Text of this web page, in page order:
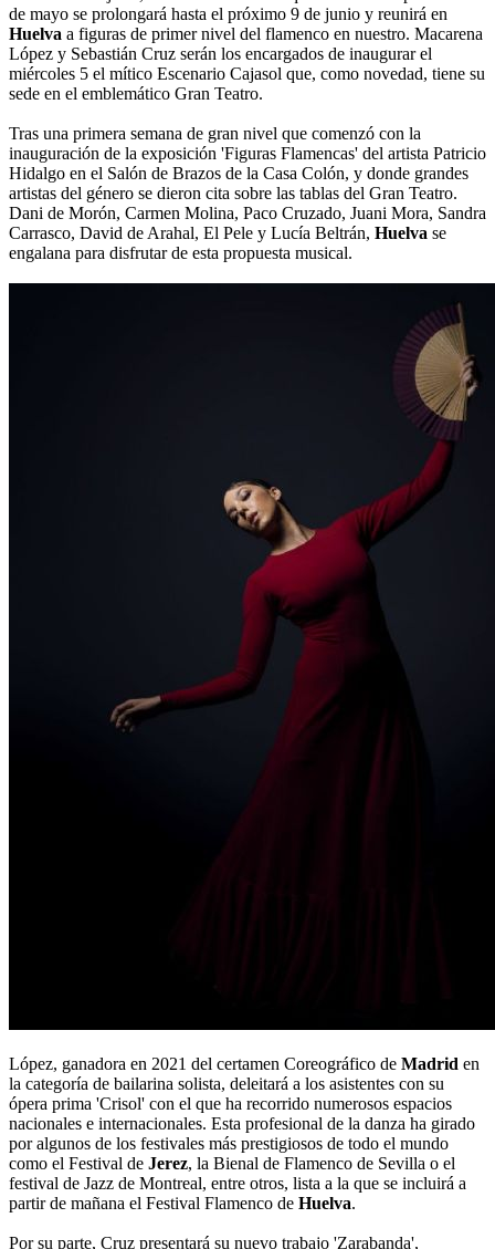
de mayo se prolongará hasta el próximo 9 de junio y reunirá en
Huelva a figuras de primer nivel del flamenco en nuestro. Macarena
López y Sebastián Cruz serán los encargados de inaugurar el
miércoles 5 el mítico Escenario Cajasol que, como novedad, tiene su
sede en el emblemático Gran Teatro.
Tras una primera semana de gran nivel que comenzó con la
inauguración de la exposición 'Figuras Flamencas' del artista Patricio
Hidalgo en el Salón de Brazos de la Casa Colón, y donde grandes
artistas del género se dieron cita sobre las tablas del Gran Teatro.
Dani de Morón, Carmen Molina, Paco Cruzado, Juani Mora, Sandra
Carrasco, David de Arahal, El Pele y Lucía Beltrán, Huelva se
engalana para disfrutar de esta propuesta musical.
López, ganadora en 2021 del certamen Coreográfico de Madrid en
la categoría de bailarina solista, deleitará a los asistentes con su
ópera prima 'Crisol' con el que ha recorrido numerosos espacios
nacionales e internacionales. Esta profesional de la danza ha girado
por algunos de los festivales más prestigiosos de todo el mundo
como el Festival de Jerez, la Bienal de Flamenco de Sevilla o el
festival de Jazz de Montreal, entre otros, lista a la que se incluirá a
partir de mañana el Festival Flamenco de Huelva.
Por su parte, Cruz presentará su nuevo trabajo 'Zarabanda',